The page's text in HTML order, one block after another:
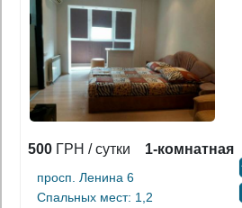
500 ГРН / сутки 1-комнатная
просп. Ленина 6
Спальных мест: 1,2